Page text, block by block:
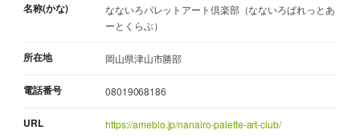
名称(かな)
なないろパレットアート倶楽部（なないろぱれっとあ
ーとくらぶ）
所在地 岡山県津山市勝部
電話番号 08019068186
URL https://ameblo.jp/nanairo-palette-art-club/